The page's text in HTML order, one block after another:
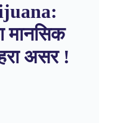
मानसिक
असर !